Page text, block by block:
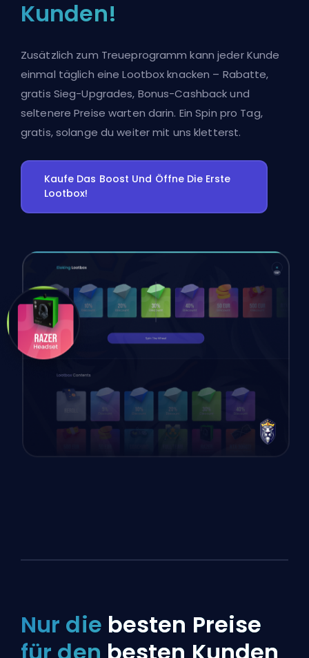
Kunden!
Zusätzlich zum Treueprogramm kann jeder Kunde
einmal täglich eine Lootbox knacken – Rabatte,
gratis Sieg-Upgrades, Bonus-Cashback und
seltenere Preise warten darin. Ein Spin pro Tag,
gratis, solange du weiter mit uns kletterst.
Kaufe Das Boost Und Öffne Die Erste
Lootbox!
Nur die besten Preise
für den besten Kunden